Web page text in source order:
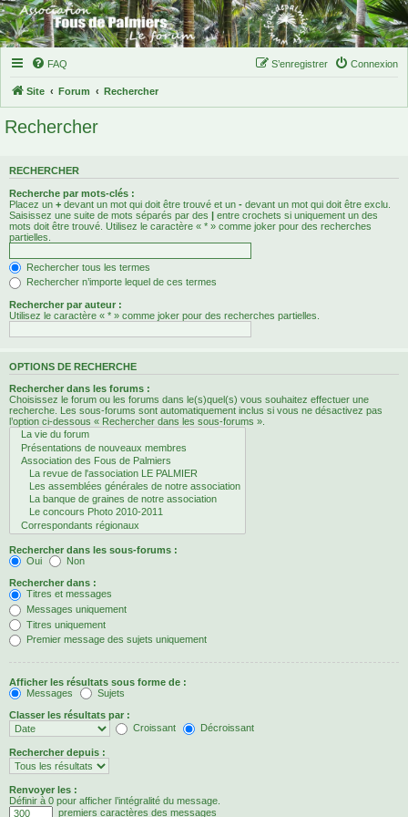
FAQ Connexion
S’enregistrer
Site Forum Rechercher
Rechercher
RECHERCHER
Recherche par mots-clés :
Placez un + devant un mot qui doit être trouvé et un - devant un mot qui doit être exclu.
Saisissez une suite de mots séparés par des | entre crochets si uniquement un des
mots doit être trouvé. Utilisez le caractère « * » comme joker pour des recherches
partielles.
Rechercher tous les termes
Rechercher n’importe lequel de ces termes
Rechercher par auteur :
Utilisez le caractère « * » comme joker pour des recherches partielles.
OPTIONS DE RECHERCHE
Rechercher dans les forums :
Choisissez le forum ou les forums dans le(s)quel(s) vous souhaitez effectuer une
recherche. Les sous-forums sont automatiquement inclus si vous ne désactivez pas
l’option ci-dessous « Rechercher dans les sous-forums ».
Rechercher dans les sous-forums :
Oui
Non
Rechercher dans :
Titres et messages
Messages uniquement
Titres uniquement
Premier message des sujets uniquement
Afficher les résultats sous forme de :
Messages
Sujets
Classer les résultats par :
Croissant
Décroissant
Rechercher depuis :
Renvoyer les :
Définir à 0 pour afficher l’intégralité du message.
premiers caractères des messages